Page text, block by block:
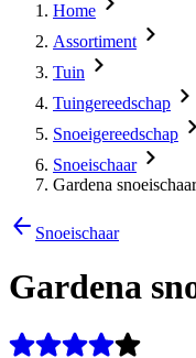
Home
Assortiment
Tuin
Tuingereedschap
Snoeigereedschap
Snoeischaar
Gardena
Snoeischaar
Gardena